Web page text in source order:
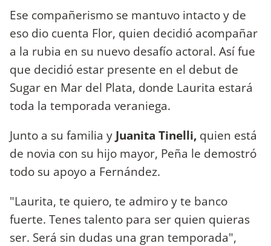
Ese compañerismo se mantuvo intacto y de
eso dio cuenta Flor, quien decidió acompañar
a la rubia en su nuevo desafío actoral. Así fue
que decidió estar presente en el debut de
Sugar en Mar del Plata, donde Laurita estará
toda la temporada veraniega.
Junto a su familia y Juanita Tinelli, quien está
de novia con su hijo mayor, Peña le demostró
todo su apoyo a Fernández.
"Laurita, te quiero, te admiro y te banco
fuerte. Tenes talento para ser quien quieras
ser. Será sin dudas una gran temporada",